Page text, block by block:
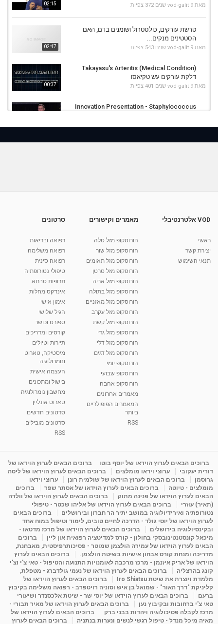
02:15 מאת vod-galit 9 שנים 372 צפיות
02:47
טרשת עורקים, כולסטרול ושומנים בדם, האם
הסטטינים מנקים...
מאת vod-galit 9 שנים 543 צפיות
00:37
Takayasu's Arteritis (Medical Condition)
דלקת עורקים עש טקיאסו
מאת vod-galit 9 שנים 401 צפיות
Innovation Presentation - Staphylococcus
Mayo Clinic - Giant Cell Arteritis And
04:02
Mayo Clinic -- Giant Cell Arteritis And
מאת
10:17
קרין גורן - העוגה המתגלצ’ת ללא קמח
38.5k צפיות
01:37
יוסי שר - מתמחה בשיטת אלכסנדר וטאי צ'י
01:46
רנה רז-גילו -טיפול אנרגטי ויעוץ רוחני - נומרולוגית
2,315 צפיות
05:37
סודות בתאריך הלידה, משמעות חודש הלידה -
ינואר זינה ליבשיץ נומרולוגית
3,264 צפיות
1:31:05
ליסה גרוסמן - המרכז לאימון התנהגותי - קשב
וריכוז ברעננה - הרצאת מבוא: אימון להצלחה של...
מאת admin 11 שנים 3,650 צפיות
15:49
פנינה מתוק - מרכז "נתיב הלב" בהרצליה-
מדיטציה-התחדשות
מאת Shahar-vod 6 שנים 2,146 צפיות
VOD אלטרנטיבלי
ראשי
יצירת קשר
תנאי השימוש
מאמרים וקישורים
הורוסקופ מזל טלה
הורוסקופ מזל שור
הורוסקופ מזל תאומים
הורוסקופ מזל סרטן
הורוסקופ מזל אריה
הורוסקופ מזל בתולה
הורוסקופ מזל מאזניים
הורוסקופ מזל עקרב
הורוסקופ מזל קשת
הורוסקופ מזל גדי
הורוסקופ מזל דלי
הורוסקופ מזל דגים
הורוסקופ יומי
הורוסקופ שבועי
הורוסקופ אהבה
מאמרים אחרונים
המאמרים הפופולריים
ביותר
RSS
סרטונים
רפואה ובריאות
רפואה משלימה
רפואה סינית
טיפולי נטורופתיה
תרופות סבתא
אינדקס מחלות
אימון אישי
הגיל שלישי
ספורט וכושר
קורסים ומדריכים
תיירות וטיולים
מיסטיקה, טארוט
ונומרולוגיה
העצמה אישית
בישול ומתכונים
מחשבון נומרולוגיה
טארוט אונליין
סרטונים חדשים
סרטונים מובילים
RSS
ברוכים הבאים לערוץ הוידאו של יוסף בוטו
ברוכים הבאים לערוץ הוידאו של
דורית יעקובי
ערוצי וידאו מומלצים
ברוכים הבאים לערוץ הוידאו של ליסה
גרוסמן
ברוכים הבאים לערוץ הוידאו של שולמית רונן
ערוצי וידאו
מומלצים - טיוטה
ברוכים הבאים לערוץ הוידאו של אסתר שפר
ברוכים
הבאים לערוץ הוידאו של פנינה מתוק
ברוכים הבאים לערוץ הוידאו של וולדה
(תאיר) עוזרי
ברוכים הבאים לערוץ הוידאו של אליהו שכטר - טיפולי
נטורופתיה ואירידיולוגיה במושב יתיר הר חברון ובירושלים
ברוכים הבאים
לערוץ הוידאו של יוסי גולד - הדרכה לחיים טובים, לימוד וטיפול במוח אחד
ובקינסיולוגיה בירושלים
ברוכים הבאים לערוץ הוידאו של מרכז מדטאו -
מיכאל קונסטנטינובסקי בחולון - קורס למדיטציה רפואית און ליין
ברוכים
הבאים לערוץ הוידאו של עמירה הולצמן שמוטר - פסיכותרפיסטית, מאבחנת,
מדריכה ומנחת קורס אבחון אישיות בשיטת הולצמן.
ברוכים הבאים לערוץ
הוידאו של אריק איזנמן - מרכז מרכבה לאומנויות התנועה והטיפול - טאי צ'י וצ'י
קונג בהרצליה
ברוכים הבאים לערוץ הוידאו של נעמי גולדברג - מטפלת,
מלמדת ויוצרת את שיטת Iro Shiatsu
ברוכים הבאים לערוץ הוידאו של
קליניקת "דרך האור" - שמואל בן איש וסוניה רויטפרב - רפואה משלימה בקיבוץ
ברעם
ברוכים הבאים לערוץ הוידאו של יוסי שר - שיטת אלכסנדר ושיעורי
טאי צ'י ברחובות ובקיבוץ נען
ברוכים הבאים לערוץ הוידאו של מאיר תבורי -
מרכז לקבלה פסיכולוגיה ויהדות בבני ברק
ברוכים הבאים לערוץ הוידאו של
מאיה מיכל מנדל - טיפול רגשי לנשים ונערות בנתניה
ברוכים הבאים לערוץ